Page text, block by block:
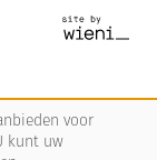
Site
by
voor
kunt uw